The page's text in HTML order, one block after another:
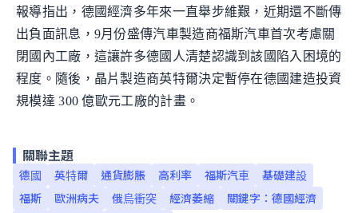
報導指出，德國經濟多年來一直舉步維艱，近期還不斷傳
出負面訊息，9月份盛傳汽車製造商福斯汽車首次考慮關
閉國內工廠，這讓許多德國人清楚認識到該國陷入困境的
程度。隨後，晶片製造商英特爾決定暫停在德國建造投資
規模達 300 億歐元工廠的計畫。
關聯主題
德國 英特爾 通貨膨脹 高利率 福斯汽車
基礎建設
福斯
歐洲病夫 俄烏衝突 經濟萎縮
關鍵字：德國經濟